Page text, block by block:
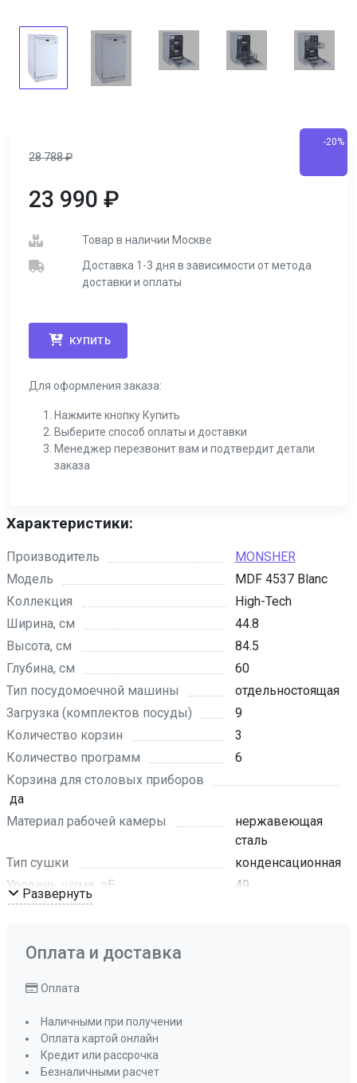
28 788₽
-20%
23 990 ₽
Товар в наличии Москве
Доставка 1-3 дня в зависимости от метода
доставки и оплаты
КУПИТЬ
Для оформления заказа:
Нажмите кнопку Купить
Выберите способ оплаты и доставки
Менеджер перезвонит вам и подтвердит детали
заказа
Характеристики:
Производитель
MONSHER
Модель
MDF 4537 Blanc
Коллекция
High-Tech
Ширина, см
44.8
Высота, см
84.5
Глубина, см
60
Тип посудомоечной машины
отдельностоящая
Загрузка (комплектов посуды)
9
Количество корзин
3
Количество программ
6
Корзина для столовых приборов
да
Материал рабочей камеры
нержавеющая
сталь
Тип сушки
конденсационная
Уровень шума, дБ
49
Управление
Материал панели управления
Цвет LED-дисплея
Цвет панели управления
Класс сушки
Класс мойки
Развернуть
Оплата и доставка
Оплата
Наличными при получении
Оплата картой онлайн
Кредит или рассрочка
Безналичными расчет